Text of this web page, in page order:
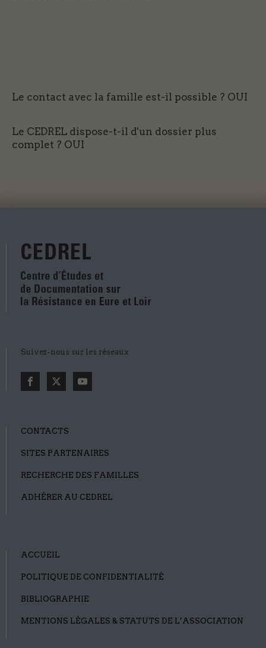
Le contact avec la famille est-il possible ? OUI
Le CEDREL dispose-t-il d'un dossier plus
complet ? OUI
Suivez-nous sur les réseaux
CONTACTS
SITES PARTENAIRES
RECHERCHE DES FAMILLES
ADHÉRER AU CEDREL
ACCUEIL
POLITIQUE DE CONFIDENTIALITÉ
BIBLIOGRAPHIE
MENTIONS LÉGALES & STATUTS DE L’ASSOCIATION